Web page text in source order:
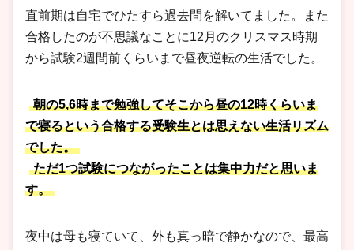
直前期は自宅でひたすら過去問を解いてました。また
合格したのが不思議なことに12月のクリスマス時期
から試験2週間前くらいまで昼夜逆転の生活でした。
朝の5,6時まで勉強してそこから昼の12時くらいま
で寝るという合格する受験生とは思えない生活リズム
でした。
ただ1つ試験につながったことは集中力だと思いま
す。
夜中は母も寝ていて、外も真っ暗で静かなので、最高